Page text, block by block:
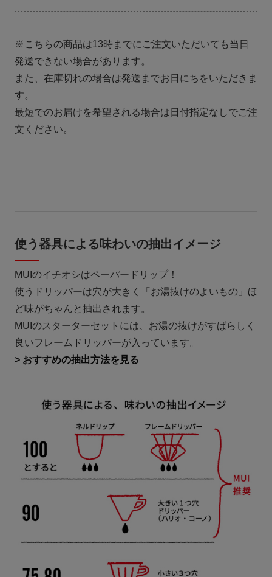
※こちらの商品は13時までにご注文いただいても当日
発送できない場合があります。
また、在庫切れの場合は発送までお日にちをいただきま
す。
最短でのお届けを希望される場合は日付指定なしでご注
文ください。
使う器具による味わいの抽出イメージ
MUIのイチオシはペーパードリップ！
使うドリッパーは穴が大きく「お湯抜けのよいもの」ほ
ど味がちゃんと抽出されます。
MUIのスターターセットには、お湯の抜けがすばらしく
良いフレームドリッパーが入っています。
> おすすめの抽出方法を見る